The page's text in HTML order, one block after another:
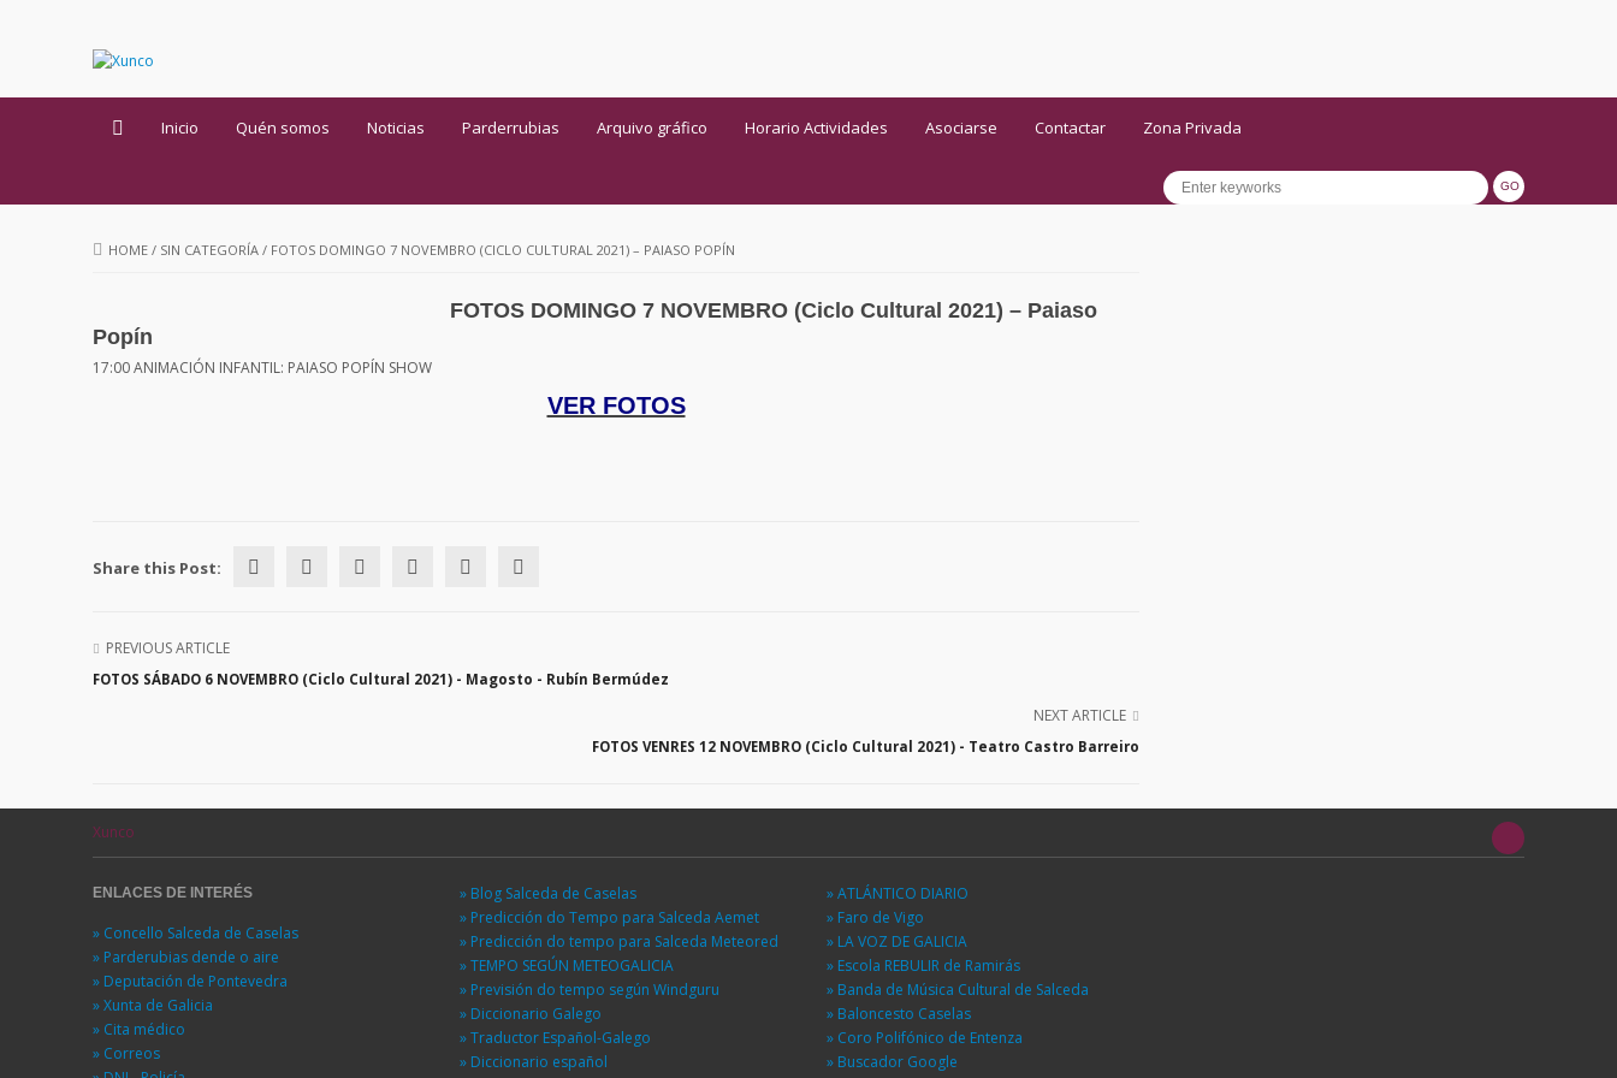
Inicio Quén somos Noticias Parderrubias Arquivo gráfico Horario Actividades Asociarse Contactar Zona Privada
HOME / SIN CATEGORÍA / FOTOS DOMINGO 7 NOVEMBRO (CICLO CULTURAL 2021) – PAIASO POPÍN
FOTOS DOMINGO 7 NOVEMBRO (Ciclo Cultural 2021) – Paiaso
Popín
17:00 ANIMACIÓN INFANTIL: PAIASO POPÍN SHOW
VER FOTOS
Share this Post:
PREVIOUS ARTICLE
FOTOS SÁBADO 6 NOVEMBRO (Ciclo Cultural 2021) - Magosto - Rubín Bermúdez
NEXT ARTICLE
FOTOS VENRES 12 NOVEMBRO (Ciclo Cultural 2021) - Teatro Castro Barreiro
Xunco
ENLACES DE INTERÉS
» Concello Salceda de Caselas
» Parderubias dende o aire
» Deputación de Pontevedra
» Xunta de Galicia
» Cita médico
» Correos
» Blog Salceda de Caselas
» Predicción do Tempo para Salceda Aemet
» Predicción do tempo para Salceda Meteored
» TEMPO SEGÚN METEOGALICIA
» Previsión do tempo según Windguru
» Diccionario Galego
» Traductor Español-Galego
» Diccionario español
» ATLÁNTICO DIARIO
» Faro de Vigo
» LA VOZ DE GALICIA
» Escola REBULIR de Ramirás
» Banda de Música Cultural de Salceda
» Baloncesto Caselas
» Coro Polifónico de Entenza
» Buscador Google